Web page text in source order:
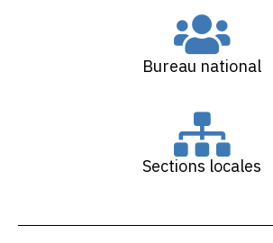
Bureau national
Sections locales